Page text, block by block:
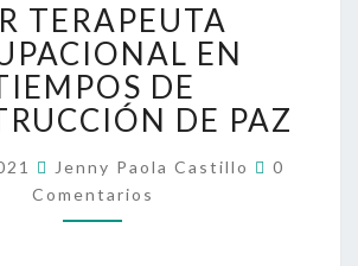
TERAPEUTA
OCUPACIONAL
EN
TIEMPOS
DE
DE
PAZ
TERAPEUTA
EN
DE
DE PAZ
Jenny Paola Castillo
0
Comentarios